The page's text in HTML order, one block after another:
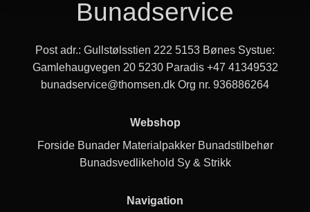
Bunadservice
Post adr.: Gullstølsstien 222 5153 Bønes Systue:
Gamlehaugvegen 20 5230 Paradis +47 41349532
bunadservice@thomsen.dk Org nr. 936886264
Webshop
Forside Bunader Materialpakker Bunadstilbehør
Bunadsvedlikehold Sy & Strikk
Navigation